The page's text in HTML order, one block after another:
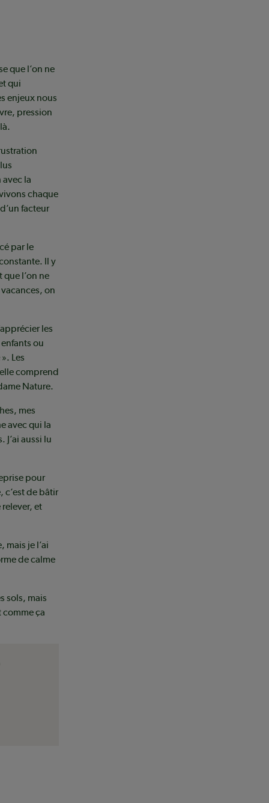
que l’on ne
qui
enjeux nous
pression
la
chaque
facteur
par le
Il y
l’on ne
on
les
ou
Les
comprend
Nature.
mes
avec qui la
aussi lu
pour
c’est de bâtir
et
mais je l’ai
de calme
sols, mais
ça